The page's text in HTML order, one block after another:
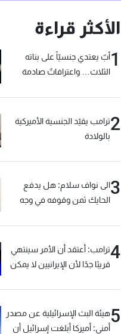
الأكثر قراءة
1أبٌ يعتدي جنسيّاً على بناته
الثلاث… واعترافاتٌ صادمة
2ترامب يقيّد الجنسية الأميركية
بالولادة
3الى نواف سلام: هل يدفع
الحايك ثمن وقوفه في وجه
4ترامب: أعتقد أن الأمر سينتهي
قريبًا جدًا لأن الإيرانيين لا يمكن
5هيئة البث الإسرائيلية عن مصدر
أمني: أميركا أبلغت إسرائيل أن